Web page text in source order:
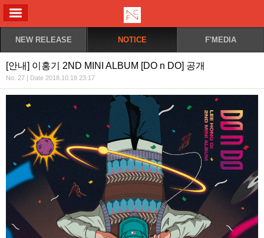
NEW RELEASE NOTICE F'MEDIA
[안내] 이홍기 2ND MINI ALBUM [DO n DO] 공개
No. 27 | Date 2018.10.18 23:17